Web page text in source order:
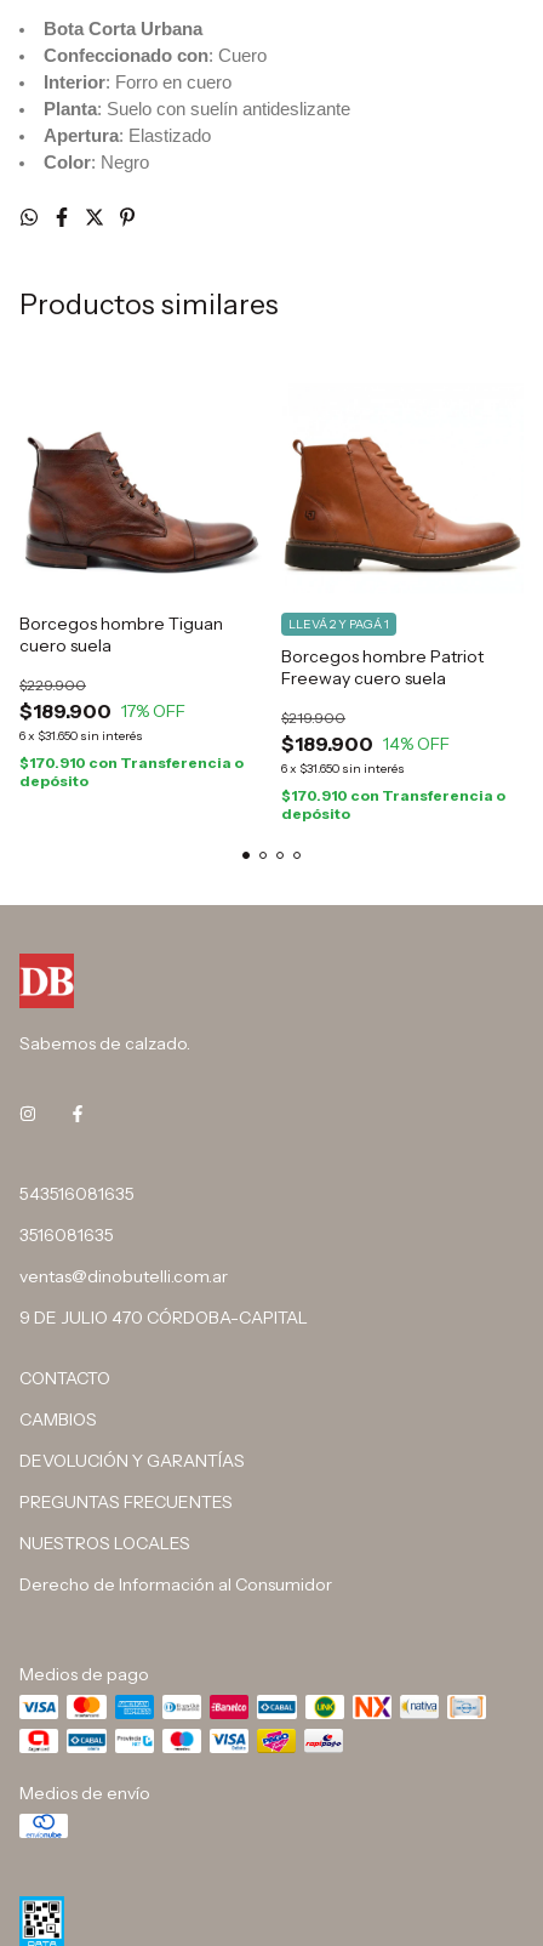
Bota Corta Urbana
Confeccionado con: Cuero
Interior: Forro en cuero
Planta: Suelo con suelín antideslizante
Apertura: Elastizado
Color: Negro
Productos similares
Borcegos hombre Tiguan
cuero suela
$189.900
$229.900
17% OFF
6x $31.650 sin interés
$170.910 con Transferencia o
depósito
Borcegos hombre Patriot
Freeway cuero suela
$189.900
$219.900
14% OFF
6x $31.650 sin interés
LLEVÁ 2 Y PAGÁ 1
$170.910 con Transferencia o
depósito
Sabemos de calzado.
543516081635
3516081635
ventas@dinobutelli.com.ar
9 DE JULIO 470 CÓRDOBA-CAPITAL
CONTACTO
CAMBIOS
DEVOLUCIÓN Y GARANTÍAS
PREGUNTAS FRECUENTES
NUESTROS LOCALES
Derecho de Información al Consumidor
Medios de pago
Medios de envío